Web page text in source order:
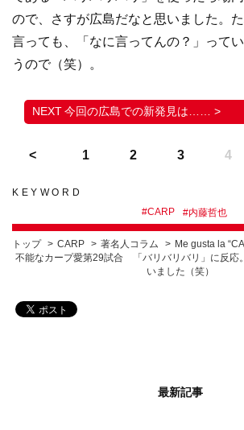
ので、さすが広島だなと思いました。
言っても、「なに言ってんの？」って
うので（笑）。
今回の広島での新発見は…… >
1 2 3 4
KEYWORD
#CARP #内藤哲也
トップ CARP 著名人コラム
Me gusta la
不能なカープ愛第29試合 「バリバリバリ」に反応
いました（笑）
最新記事